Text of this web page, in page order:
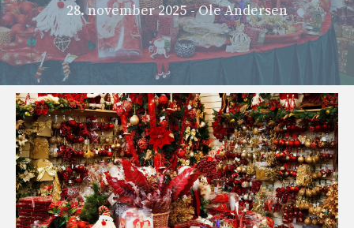
28. november 2025 - Ole Andersen